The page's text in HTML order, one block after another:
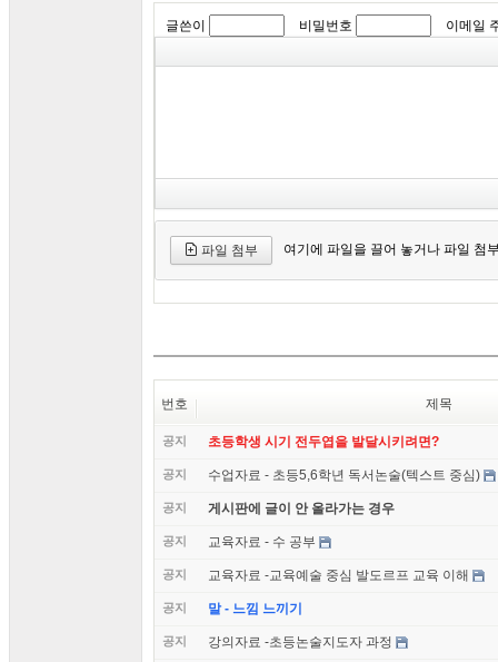
글쓴이 비밀번호 이메일
파일 첨부 여기에 파일을 끌어 놓거나 파일 첨
번호 제목
공지 초등학생 시기 전두엽을 발달시키려면?
공지 수업자료 - 초등5,6학년 독서논술(텍스트 중심)
공지 게시판에 글이 안 올라가는 경우
공지 교육자료 - 수 공부
공지 교육자료 -교육예술 중심 발도르프 교육 이해
공지 말 - 느낌 느끼기
공지 강의자료 -초등논술지도자 과정